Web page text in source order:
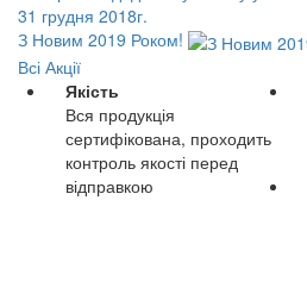
31 грудня 2018г.
З Новим 2019 Роком!
Всі Акції
Якість
Вся продукція
сертифікована, проходить
контроль якості перед
відправкою